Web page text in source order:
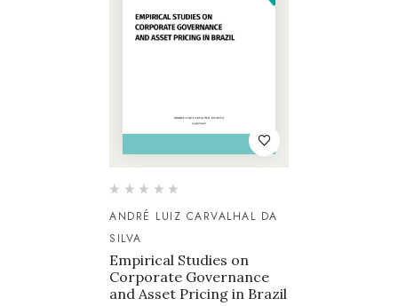
ANDRÉ LUIZ CARVALHAL DA
SILVA
Empirical Studies on
Corporate Governance
and Asset Pricing in Brazil